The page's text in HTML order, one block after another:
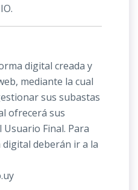
digital creada y
mediante la cual
sus subastas
ofrecerá sus
Final. Para
deberán ir a la